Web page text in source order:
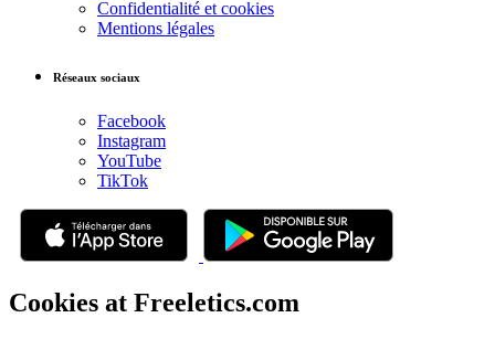
Confidentialité et cookies
Mentions légales
Réseaux sociaux
Facebook
Instagram
YouTube
TikTok
Cookies at Freeletics.com